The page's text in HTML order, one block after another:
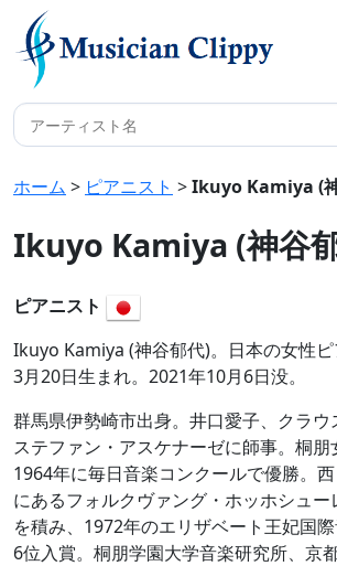
ホーム > ピアニスト >Ikuyo Kamiya (
Ikuyo Kamiya (神谷
ピアニスト
Ikuyo Kamiya (神谷郁代)。日本の女性
3月20日生まれ。2021年10月6日没。
群馬県伊勢崎市出身。井口愛子、クラウ
ステファン・アスケナーゼに師事。桐朋
1964年に毎日音楽コンクールで優勝。
にあるフォルクヴァング・ホッホシュ
を積み、1972年のエリザベート王妃国
6位入賞。桐朋学園大学音楽研究所、京